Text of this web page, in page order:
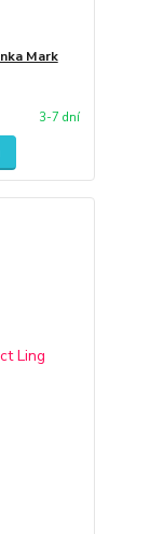
Mark
3-7 dní